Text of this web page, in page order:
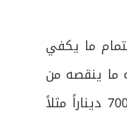
لتمام ما يكفي
ما ينقصه من
النفقة، ومثاله: أن يكون عنده 700 ديناراً مثلاً
فيه فرع